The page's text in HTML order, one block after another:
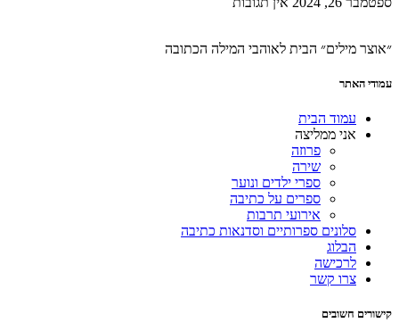
״אוצר מילים״ הבית לאוהבי המילה הכתובה
עמודי האתר
עמוד הבית
אני ממליצה
פרוזה
שירה
ספרי ילדים ונוער
ספרים על כתיבה
אירועי תרבות
סלונים ספרותיים וסדנאות כתיבה
הבלוג
לרכישה
צרו קשר
קישורים חשובים